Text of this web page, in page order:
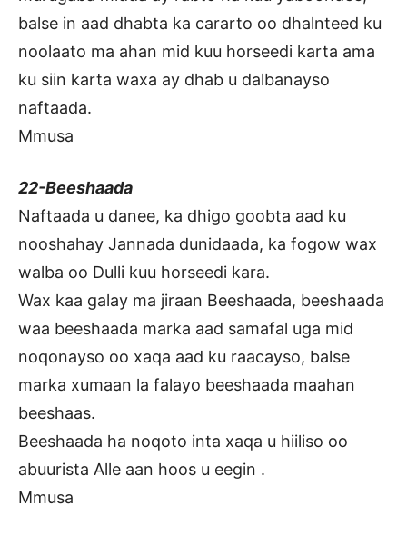
balse in aad dhabta ka cararto oo dhalnteed ku
noolaato ma ahan mid kuu horseedi karta ama
ku siin karta waxa ay dhab u dalbanayso
naftaada.
Mmusa
22-Beeshaada
Naftaada u danee, ka dhigo goobta aad ku
nooshahay Jannada dunidaada, ka fogow wax
walba oo Dulli kuu horseedi kara.
Wax kaa galay ma jiraan Beeshaada, beeshaada
waa beeshaada marka aad samafal uga mid
noqonayso oo xaqa aad ku raacayso, balse
marka xumaan la falayo beeshaada maahan
beeshaas.
Beeshaada ha noqoto inta xaqa u hiiliso oo
abuurista Alle aan hoos u eegin .
Mmusa